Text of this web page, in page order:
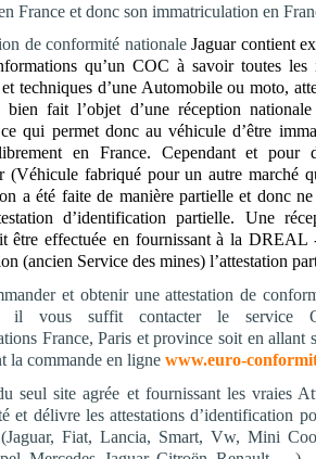
France et donc son immatriculation en
de conformité nationaleJaguarcontient
qu’un COC à savoir toutes les
techniques d’une Automobile ou moto,
bien fait l’objet d’une réception
qui permet donc au véhicule d’être
en France. Cependant et pour
(Véhicule fabriqué pour un autre marché
a été faite de manière partielle et donc
d’identification partielle. Une
être effectuée en fournissant à la
(ancien Service des mines) l’attestation
et obtenir une attestation de
il vous suffit contacter le service
France, Paris et province soit en allant
la commande en ligne www.euro-
seul site agrée et fournissant les vraies
et délivre les attestations d’identification
(Jaguar, Fiat, Lancia, Smart, Vw, Mini